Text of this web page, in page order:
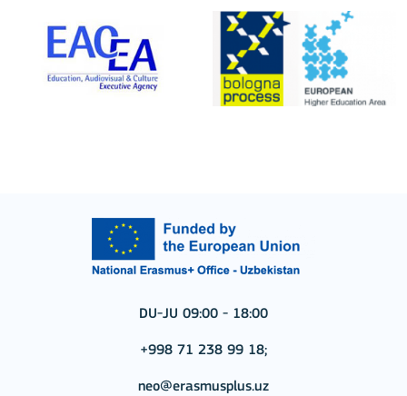
DU-JU 09:00 - 18:00
+998 71 238 99 18;
neo@erasmusplus.uz